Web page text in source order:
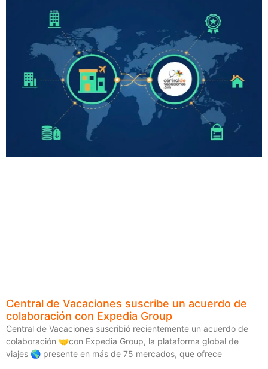
Central de Vacaciones suscribe un acuerdo de
colaboración con Expedia Group
Central de Vacaciones suscribió recientemente un acuerdo de
colaboración 🤝con Expedia Group, la plataforma global de
viajes 🌎 presente en más de 75 mercados, que ofrece